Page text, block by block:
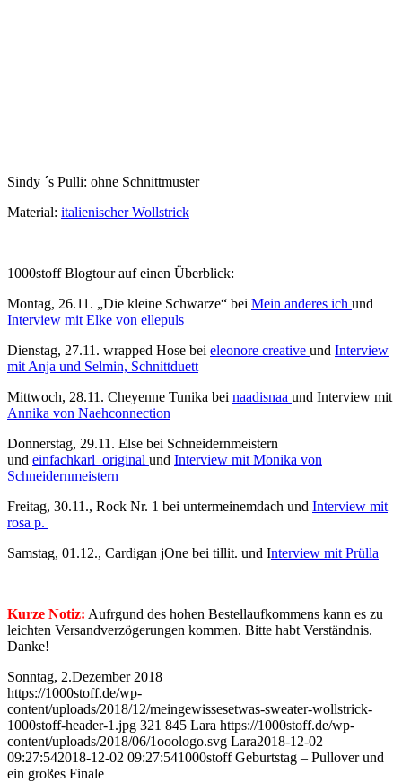
Sindy ´s Pulli: ohne Schnittmuster
Material: italienischer Wollstrick
1000stoff Blogtour auf einen Überblick:
Montag, 26.11. „Die kleine Schwarze“ bei Mein anderes ich und
Interview mit Elke von ellepuls
Dienstag, 27.11. wrapped Hose bei eleonore creative und Interview
mit Anja und Selmin, Schnittduett
Mittwoch, 28.11. Cheyenne Tunika bei naadisnaa und Interview mit
Annika von Naehconnection
Donnerstag, 29.11. Else bei Schneidernmeistern
und einfachkarl_original und Interview mit Monika von
Schneidernmeistern
Freitag, 30.11., Rock Nr. 1 bei untermeinemdach und Interview mit
rosa p.
Samstag, 01.12., Cardigan jOne bei tillit. und Interview mit Prülla
Kurze Notiz: Aufrgund des hohen Bestellaufkommens kann es zu
leichten Versandverzögerungen kommen. Bitte habt Verständnis.
Danke!
Sonntag, 2.Dezember 2018
https://1000stoff.de/wp-
content/uploads/2018/12/meingewissesetwas-sweater-wollstrick-
1000stoff-header-1.jpg 321 845 Lara https://1000stoff.de/wp-
content/uploads/2018/06/1ooologo.svg Lara2018-12-02
09:27:542018-12-02 09:27:541000stoff Geburtstag – Pullover und
ein großes Finale